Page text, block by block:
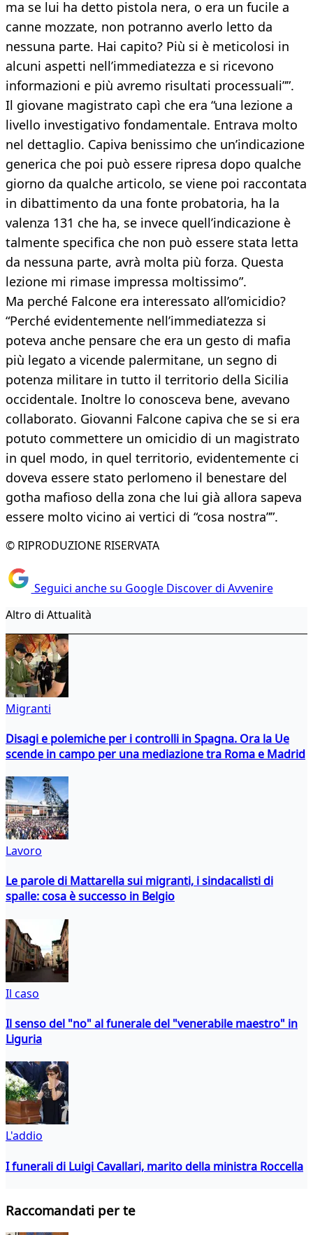
ma se lui ha detto pistola nera, o era un fucile a
canne mozzate, non potranno averlo letto da
nessuna parte. Hai capito? Più si è meticolosi in
alcuni aspetti nell’immediatezza e si ricevono
informazioni e più avremo risultati processuali””.
Il giovane magistrato capì che era “una lezione a
livello investigativo fondamentale. Entrava molto
nel dettaglio. Capiva benissimo che un’indicazione
generica che poi può essere ripresa dopo qualche
giorno da qualche articolo, se viene poi raccontata
in dibattimento da una fonte probatoria, ha la
valenza 131 che ha, se invece quell’indicazione è
talmente specifica che non può essere stata letta
da nessuna parte, avrà molta più forza. Questa
lezione mi rimase impressa moltissimo”.
Ma perché Falcone era interessato all’omicidio?
“Perché evidentemente nell’immediatezza si
poteva anche pensare che era un gesto di mafia
più legato a vicende palermitane, un segno di
potenza militare in tutto il territorio della Sicilia
occidentale. Inoltre lo conosceva bene, avevano
collaborato. Giovanni Falcone capiva che se si era
potuto commettere un omicidio di un magistrato
in quel modo, in quel territorio, evidentemente ci
doveva essere stato perlomeno il benestare del
gotha mafioso della zona che lui già allora sapeva
essere molto vicino ai vertici di “cosa nostra””.
© RIPRODUZIONE RISERVATA
Seguici anche su Google Discover di Avvenire
Altro di Attualità
Migranti
Disagi e polemiche per i controlli in Spagna. Ora la Ue
scende in campo per una mediazione tra Roma e Madrid
Lavoro
Le parole di Mattarella sui migranti, i sindacalisti di
spalle: cosa è successo in Belgio
Il caso
Il senso del "no" al funerale del "venerabile maestro" in
Liguria
L'addio
I funerali di Luigi Cavallari, marito della ministra Roccella
Raccomandati per te